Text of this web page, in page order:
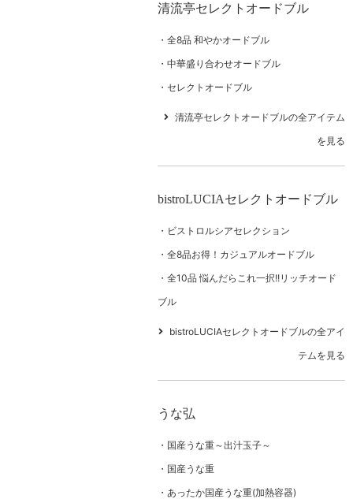
清流亭セレクトオードブル
全8品 和やかオードブル
中華盛り合わせオードブル
セレクトオードブル
清流亭セレクトオードブルの全アイテム
を見る
bistroLUCIAセレクトオードブル
ビストロルシアセレクション
全8品お得！カジュアルオードブル
全10品 悩んだらこれ一択!!リッチオード
ブル
bistroLUCIAセレクトオードブルの全アイ
テムを見る
うな弘
国産うな重～出汁玉子～
国産うな重
あったか国産うな重(加熱容器)